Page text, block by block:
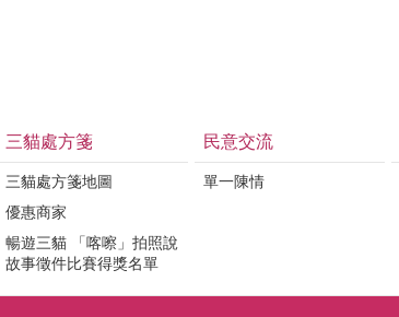
三貓處方箋
三貓處方箋地圖
優惠商家
暢遊三貓 「喀嚓」拍照說
故事徵件比賽得獎名單
民意交流
單一陳情